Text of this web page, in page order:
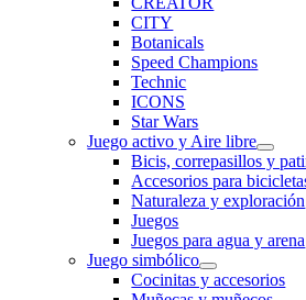
CITY
Botanicals
Speed Champions
Technic
ICONS
Star Wars
Juego activo y Aire libre
Bicis, correpasillos y
Accesorios para
Naturaleza y exploración
Juegos
Juegos para agua y arena
Juego simbólico
Cocinitas y accesorios